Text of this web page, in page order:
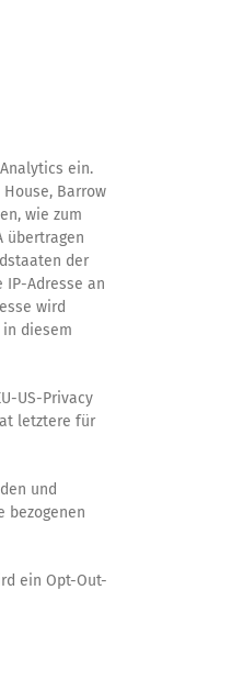
ein.
Barrow
wie zum
übertragen
der
Adresse an
wird
diesem
US-Privacy
letztere für
und
bezogenen
ein Opt-Out-